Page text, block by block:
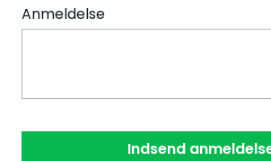
Anmeldelse
Indsend